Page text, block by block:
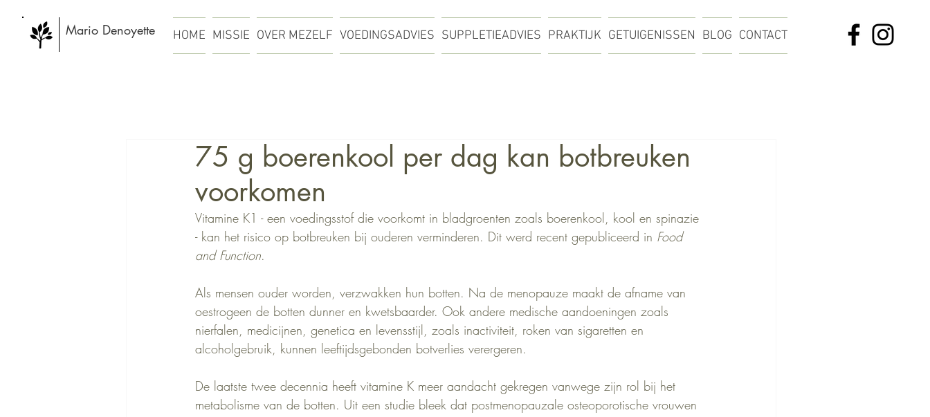
Mario Denoyette HOME MISSIE OVER MEZELF VOEDINGSADVIES SUPPLETIEADVIES PRAKTIJK GETUIGENISSEN BLOG CONTACT
75 g boerenkool per dag kan botbreuken
voorkomen
Vitamine K1 - een voedingsstof die voorkomt in bladgroenten zoals boerenkool, kool en spinazie
- kan het risico op botbreuken bij ouderen verminderen. Dit werd recent gepubliceerd in Food
and Function.
Als mensen ouder worden, verzwakken hun botten. Na de menopauze maakt de afname van
oestrogeen de botten dunner en kwetsbaarder. Ook andere medische aandoeningen zoals
nierfalen, medicijnen, genetica en levensstijl, zoals inactiviteit, roken van sigaretten en
alcoholgebruik, kunnen leeftijdsgebonden botverlies verergeren.
De laatste twee decennia heeft vitamine K meer aandacht gekregen vanwege zijn rol bij het
metabolisme van de botten. Uit een studie bleek dat postmenopauzale osteoporotische vrouwen